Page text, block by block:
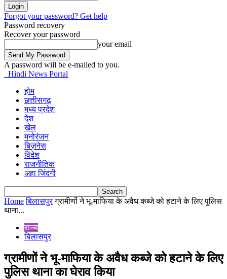
Forgot your password? Get help
Password recovery
Recover your password
your email
A password will be e-mailed to you.
Hindi News Portal
होम
छत्तीसगढ़
मध्य प्रदेश
देश
खेल
मनोरंजन
बिज़नेस
विदेश
राजनीतिक
अहा जिंदगी
Home बिलासपुर ग्रामीणों ने भू-माफिया के अवैध कब्जे को हटाने के लिए पुलिस
थाना...
राज्य
बिलासपुर
ग्रामीणों ने भू-माफिया के अवैध कब्जे को हटाने के लिए
पुलिस थाना का घेराव किया